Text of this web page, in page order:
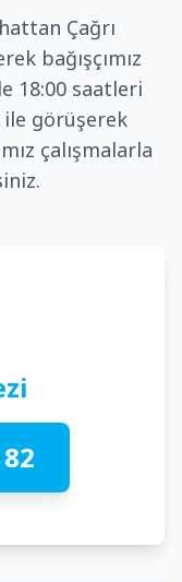
Çağrı
bağışçımız
18:00 saatleri
ile görüşerek
çalışmalarla